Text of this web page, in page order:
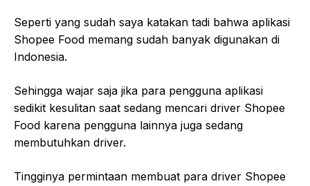
Seperti yang sudah saya katakan tadi bahwa aplikasi
Shopee Food memang sudah banyak digunakan di
Indonesia.
Sehingga wajar saja jika para pengguna aplikasi
sedikit kesulitan saat sedang mencari driver Shopee
Food karena pengguna lainnya juga sedang
membutuhkan driver.
Tingginya permintaan membuat para driver Shopee